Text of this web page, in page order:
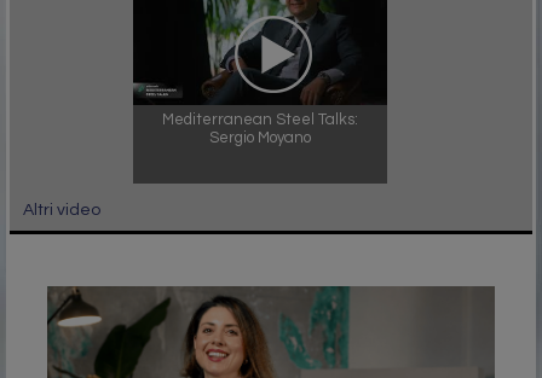
Mediterranean Steel Talks:
Sergio Moyano
Altri video